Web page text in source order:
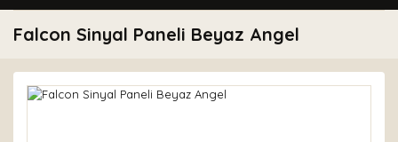
Falcon Sinyal Paneli Beyaz Angel